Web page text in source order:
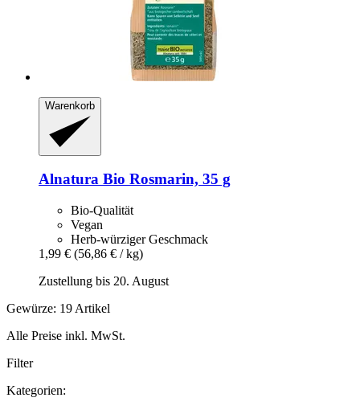
Warenkorb
Alnatura Bio Rosmarin, 35 g
Bio-Qualität
Vegan
Herb-würziger Geschmack
1,99 € (56,86 € / kg)
Zustellung bis 20. August
Gewürze: 19 Artikel
Alle Preise inkl. MwSt.
Filter
Kategorien: